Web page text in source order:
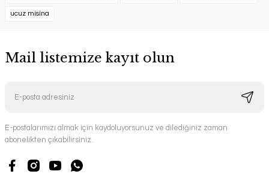
ucuz misina
Mail listemize kayıt olun
E-postalarımızı almak için kaydoluyorsunuz ve dilediğiniz zaman
abonelikten çıkabilirsiniz.